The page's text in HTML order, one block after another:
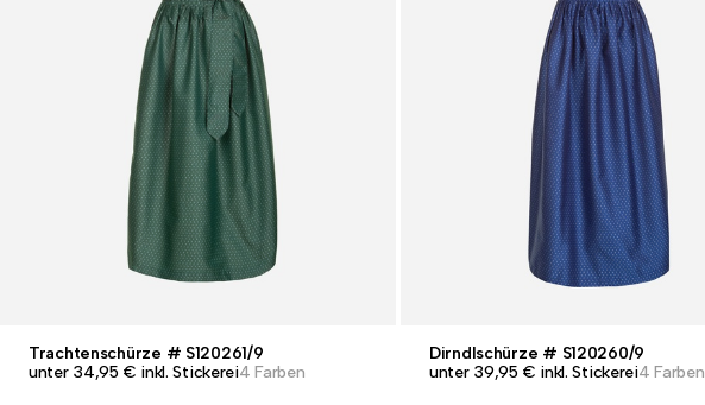
Trachtenschürze # S120261/9
unter 34,95 € inkl. Stickerei4 Farben
Dirndlschürze # S120260/9
unter 39,95 € inkl. Stickerei4 Farben